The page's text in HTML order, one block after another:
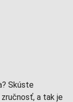
Skúste
a tak je